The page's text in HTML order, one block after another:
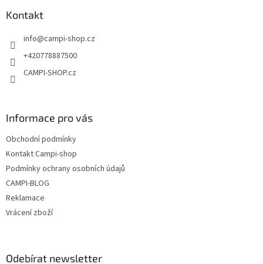
Kontakt
info@campi-shop.cz
+420778887500
CAMPI-SHOP.cz
Informace pro vás
Obchodní podmínky
Kontakt Campi-shop
Podmínky ochrany osobních údajů
CAMPI-BLOG
Reklamace
Vrácení zboží
Odebírat newsletter